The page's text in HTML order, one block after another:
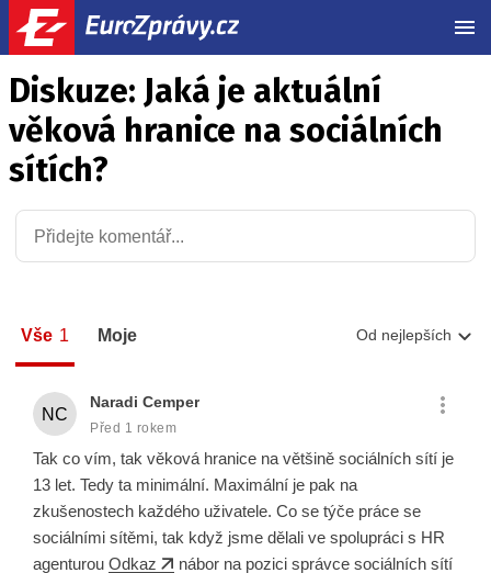
Diskuze: Jaká je aktuální
věková hranice na sociálních
sítích?